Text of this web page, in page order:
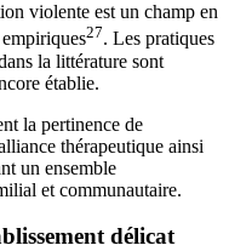
violente est un champ en
27. Les pratiques
la littérature sont
établie.
la pertinence de
thérapeutique ainsi
un ensemble
et communautaire.
délicat